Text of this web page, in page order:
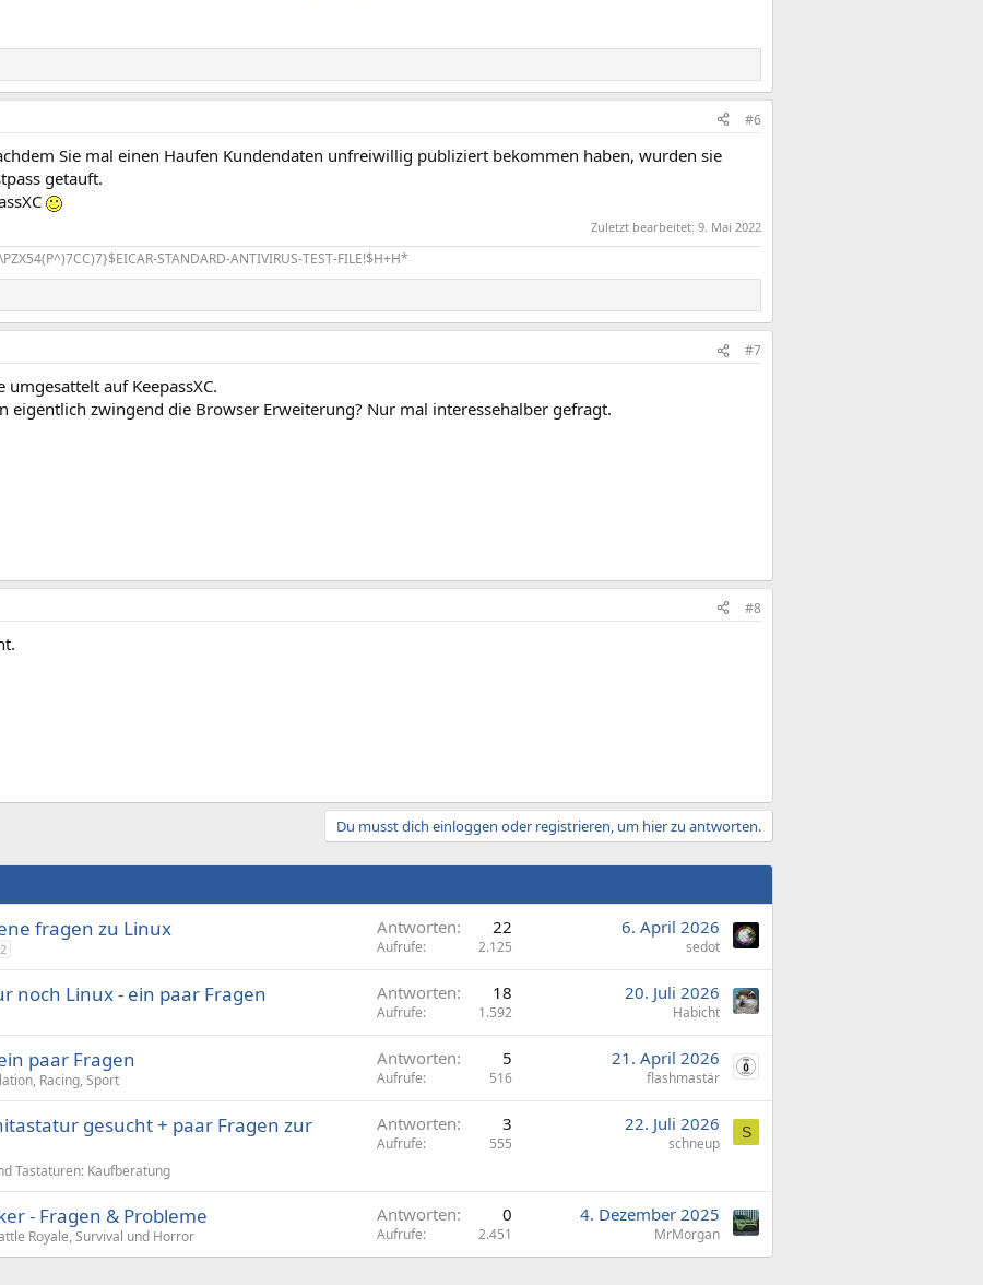
#6
Sie mal einen Haufen Kundendaten unfreiwillig publiziert bekommen haben, wurden sie
getauft.
Zuletzt bearbeitet: 9. Mai 2022
STANDARD-ANTIVIRUS-TEST-FILE!$H+H*
#7
umgesattelt auf KeepassXC.
eigentlich zwingend die Browser Erweiterung? Nur mal interessehalber gefragt.
#8
Du musst dich einloggen oder registrieren, um hier zu antworten.
fragen zu Linux
2
Antworten 22
Aufrufe 2.125
6. April 2026
sedot
noch Linux - ein paar Fragen Antworten 18
Aufrufe 1.592
20. Juli 2026
Habicht
paar Fragen
Racing, Sport
Antworten 5
Aufrufe 516
21. April 2026
flashmastär
gesucht + paar Fragen zur
Tastaturen: Kaufberatung
Antworten 3
Aufrufe 555
22. Juli 2026
schneup
S
- Fragen & Probleme
Royale, Survival und Horror
Antworten 0
Aufrufe 2.451
4. Dezember 2025
MrMorgan